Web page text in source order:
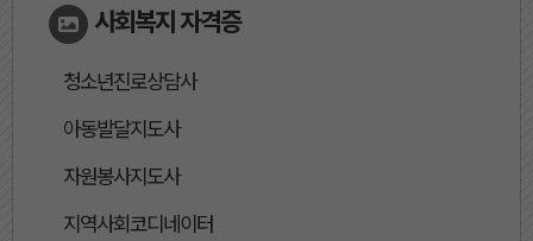
사회복지 자격증
청소년진로상담사
아동발달지도사
자원봉사지도사
지역사회코디네이터